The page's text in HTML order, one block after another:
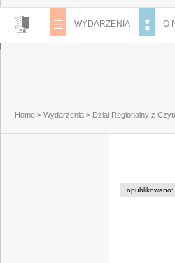
WYDARZENIA O
Home > Wydarzenia > Dział Regionalny z
opublikowano: